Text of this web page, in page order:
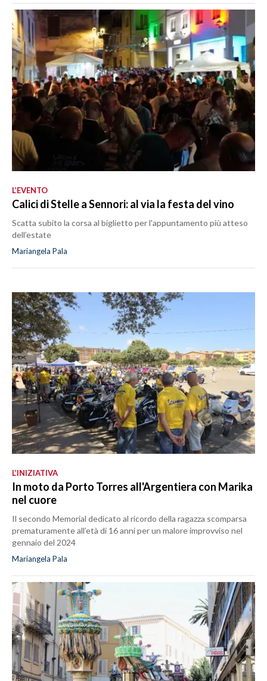
L’EVENTO
Calici di Stelle a Sennori: al via la festa del vino
Scatta subito la corsa al biglietto per l'appuntamento più atteso
dell’estate
Mariangela Pala
L’INIZIATIVA
In moto da Porto Torres all'Argentiera con Marika
nel cuore
Il secondo Memorial dedicato al ricordo della ragazza scomparsa
prematuramente all’età di 16 anni per un malore improvviso nel
gennaio del 2024
Mariangela Pala